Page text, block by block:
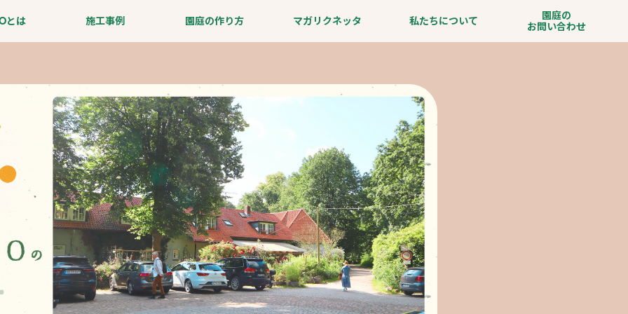
とは 施工事例 園庭の作り方 マガリクネッタ 私たちについて 園庭の
お問い合わせ